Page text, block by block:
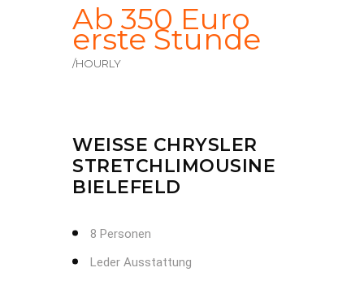
Ab 350 Euro
erste Stunde
/HOURLY
WEISSE CHRYSLER S
TRETCHLIMOUSINE B
IELEFELD
8 Personen
Leder Ausstattung